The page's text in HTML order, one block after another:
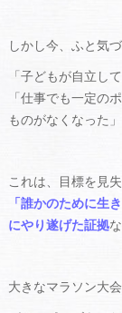
しかし今、ふと気
「子どもが自立し
「仕事でも一定の
ものがなくなった」
これは、目標を見
「誰かのために生
にやり遂げた証拠
大きなマラソン大